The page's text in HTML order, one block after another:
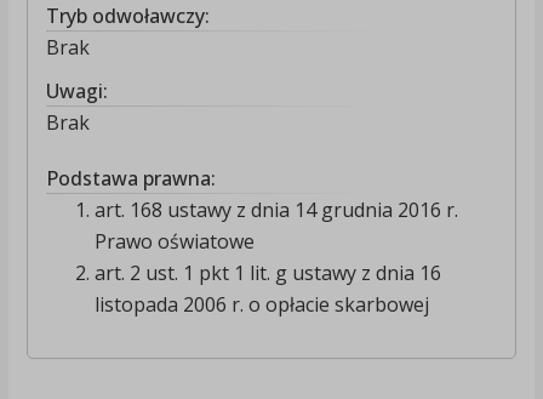
Tryb odwoławczy:
Brak
Uwagi:
Brak
Podstawa prawna:
art. 168 ustawy z dnia 14 grudnia 2016 r.
Prawo oświatowe
art. 2 ust. 1 pkt 1 lit. g ustawy z dnia 16
listopada 2006 r. o opłacie skarbowej